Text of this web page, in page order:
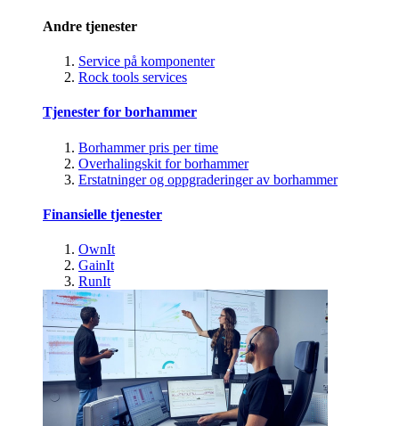
Andre tjenester
Service på komponenter
Rock tools services
Tjenester for borhammer
Borhammer pris per time
Overhalingskit for borhammer
Erstatninger og oppgraderinger av borhammer
Finansielle tjenester
OwnIt
GainIt
RunIt